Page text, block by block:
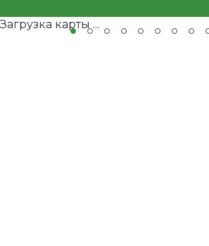
Загрузка карты ...